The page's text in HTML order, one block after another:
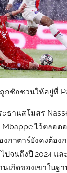
กชักชวนให้อยู่ที่
ะธานสโมสร
Mbappe ไว้ตลอด
กาตาร์ยังคงต้อง
จนถึงปี 2024 แล
เกิดของเขาในฐา